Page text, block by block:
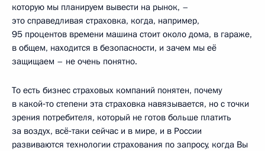
которую мы планируем вывести на рынок, –
это справедливая страховка, когда, например,
95 процентов времени машина стоит около дома, в гараже,
в общем, находится в безопасности, и зачем мы её
защищаем – не очень понятно.
То есть бизнес страховых компаний понятен, почему
в какой‑то степени эта страховка навязывается, но с точки
зрения потребителя, который не готов больше платить
за воздух, всё‑таки сейчас и в мире, и в России
развиваются технологии страхования по запросу, когда Вы